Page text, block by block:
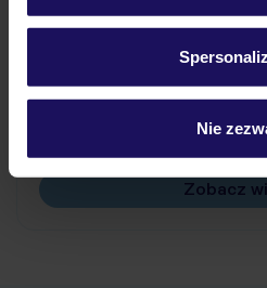
Szczegółowe informacje o
Nie
Czy w Hotelu będzie
Na jakiej podstawie i gdzie
Zobacz